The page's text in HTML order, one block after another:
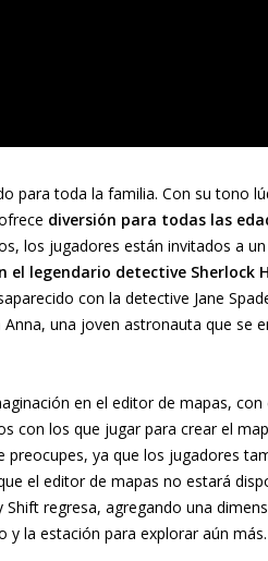
para toda la familia. Con su tono
diversión para todas las
los jugadores están invitados a
el legendario detective Sherlock
con la detective Jane
una joven astronauta que se
en el editor de mapas,
con los que jugar para crear el
ya que los jugadores
el editor de mapas no estará
Shift regresa, agregando una
la estación para explorar aún más.